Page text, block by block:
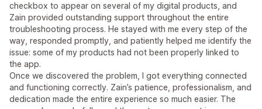
checkbox to appear on several of my digital products, and
Zain provided outstanding support throughout the entire
troubleshooting process. He stayed with me every step of the
way, responded promptly, and patiently helped me identify the
issue: some of my products had not been properly linked to
the app.
Once we discovered the problem, I got everything connected
and functioning correctly. Zain’s patience, professionalism, and
dedication made the entire experience so much easier. The